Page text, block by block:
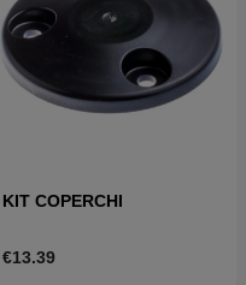
KIT COPERCHI
€13.39